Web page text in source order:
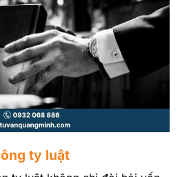
ty luật